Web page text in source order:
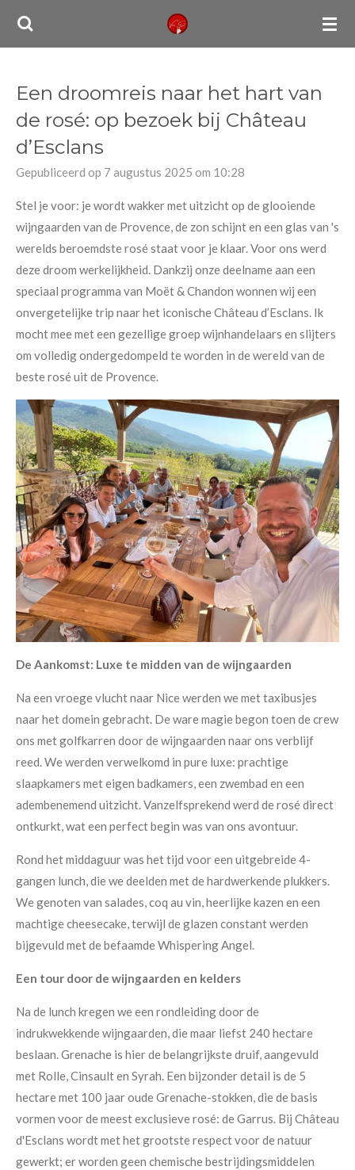
Ga
hoofdinhoud
Een droomreis naar het hart van
de rosé: op bezoek bij Château
d’Esclans
Gepubliceerd op 7 augustus 2025 om 10:28
Stel je voor: je wordt wakker met uitzicht op de glooiende
wijngaarden van de Provence, de zon schijnt en een glas van 's
werelds beroemdste rosé staat voor je klaar. Voor ons werd
deze droom werkelijkheid. Dankzij onze deelname aan een
speciaal programma van Moët & Chandon wonnen wij een
onvergetelijke trip naar het iconische Château d’Esclans. Ik
mocht mee met een gezellige groep wijnhandelaars en slijters
om volledig ondergedompeld te worden in de wereld van de
beste rosé uit de Provence.
De Aankomst: Luxe te midden van de wijngaarden
Na een vroege vlucht naar Nice werden we met taxibusjes
naar het domein gebracht. De ware magie begon toen de crew
ons met golfkarren door de wijngaarden naar ons verblijf
reed. We werden verwelkomd in pure luxe: prachtige
slaapkamers met eigen badkamers, een zwembad en een
adembenemend uitzicht. Vanzelfsprekend werd de rosé direct
ontkurkt, wat een perfect begin was van ons avontuur.
Rond het middaguur was het tijd voor een uitgebreide 4-
gangen lunch, die we deelden met de hardwerkende plukkers.
We genoten van salades, coq au vin, heerlijke kazen en een
machtige cheesecake, terwijl de glazen constant werden
bijgevuld met de befaamde Whispering Angel.
Een tour door de wijngaarden en kelders
Na de lunch kregen we een rondleiding door de
indrukwekkende wijngaarden, die maar liefst 240 hectare
beslaan. Grenache is hier de belangrijkste druif, aangevuld
met Rolle, Cinsault en Syrah. Een bijzonder detail is de 5
hectare met 100 jaar oude Grenache-stokken, die de basis
vormen voor de meest exclusieve rosé: de Garrus. Bij Château
d'Esclans wordt met het grootste respect voor de natuur
gewerkt; er worden geen chemische bestrijdingsmiddelen